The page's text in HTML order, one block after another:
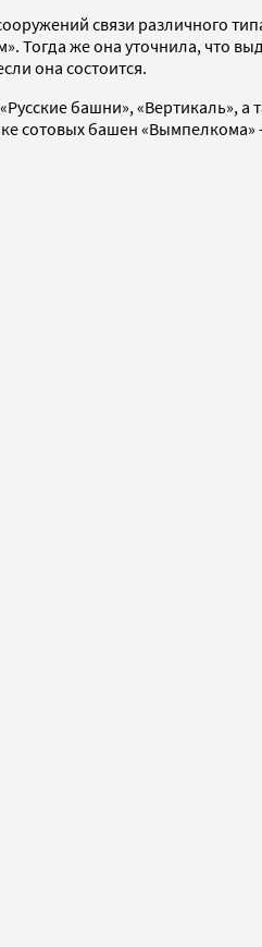
связи различного
Тогда же она уточнила, что
она состоится.
башни», «Вертикаль», а
сотовых башен «Вымпелкома»